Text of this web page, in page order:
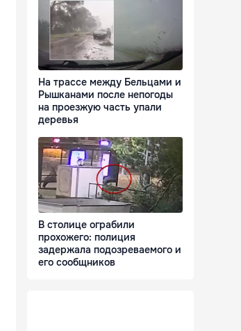
На трассе между Бельцами и
Рышканами после непогоды
на проезжую часть упали
деревья
В столице ограбили
прохожего: полиция
задержала подозреваемого и
его сообщников